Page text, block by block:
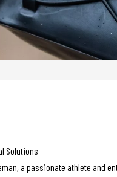
Solutions
a passionate athlete and